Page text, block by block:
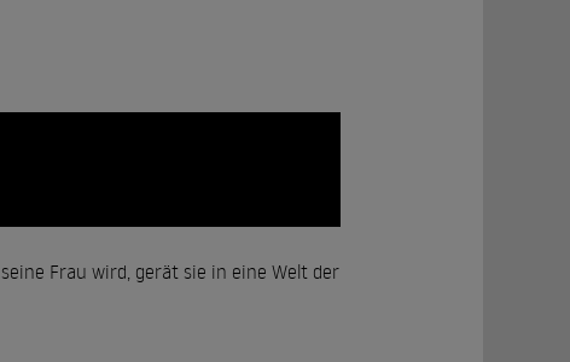
Frau wird, gerät sie in eine Welt der